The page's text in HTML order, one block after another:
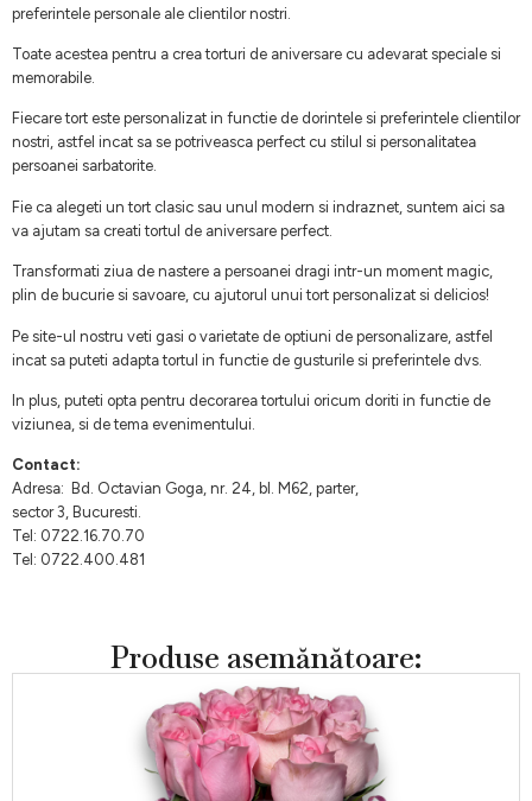
preferintele personale ale clientilor nostri.
Toate acestea pentru a crea torturi de aniversare cu adevarat speciale si
memorabile.
Fiecare tort este personalizat in functie de dorintele si preferintele clientilor
nostri, astfel incat sa se potriveasca perfect cu stilul si personalitatea
persoanei sarbatorite.
Fie ca alegeti un tort clasic sau unul modern si indraznet, suntem aici sa
va ajutam sa creati tortul de aniversare perfect.
Transformati ziua de nastere a persoanei dragi intr-un moment magic,
plin de bucurie si savoare, cu ajutorul unui tort personalizat si delicios!
Pe site-ul nostru veti gasi o varietate de optiuni de personalizare, astfel
incat sa puteti adapta tortul in functie de gusturile si preferintele dvs.
In plus, puteti opta pentru decorarea tortului oricum doriti in functie de
viziunea, si de tema evenimentului.
Contact:
Adresa: Bd. Octavian Goga, nr. 24, bl. M62, parter,
sector 3, Bucuresti.
Tel: 0722.16.70.70
Tel: 0722.400.481
Produse asemănătoare: